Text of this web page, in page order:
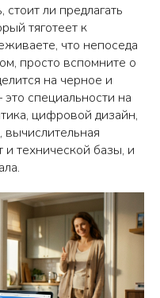
ли предлагать
тяготеет к
что непоседа
просто вспомните о
на черное и
специальности на
цифровой дизайн,
вычислительная
и технической базы, и